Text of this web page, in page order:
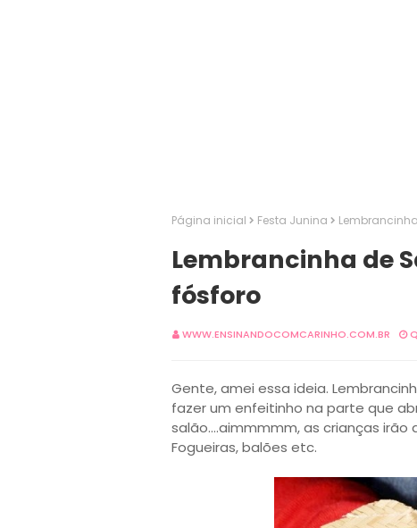
Página inicial Festa Junina
Lembrancinha de
fósforo
WWW.ENSINANDOCOMCARINHO.COM.BR
Gente, amei essa ideia.
fazer um enfeitinho na parte que
salão....aimmmmm, as crianças
Fogueiras, balões etc.